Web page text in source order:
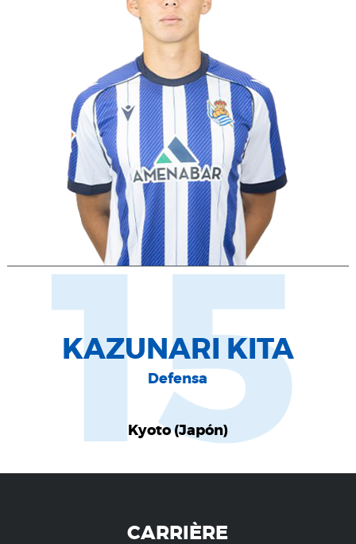
KAZUNARI KITA
Defensa
Kyoto (Japón)
15
CARRIÈRE